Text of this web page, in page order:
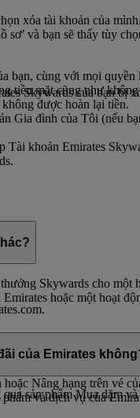
xóa tài khoản của mình.
và bạn sẽ thấy tùy
bạn, cùng với mọi
tiền mặt cũng như
được hoàn lại tiền.
Gia đình của Tôi (nếu
khoản Emirates
Skywards của bạn bị
Skywards cho
hoặc một hoạt
Skywards có giá 30 USD
2.000 Dặm thưởng
qua sản phẩm Mua
sản phẩm Mua dặm
của Emirates
Nâng hạng trên vé
và dịch vụ của